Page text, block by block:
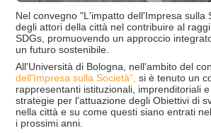
Nel convegno "L'impatto dell'Impresa sulla
degli attori della città nel contribuire al
SDGs, promuovendo un approccio
un futuro sostenibile.
All'Università di Bologna, nell'ambito del
dell'Impresa sulla Società”, si è tenuto un
rappresentanti istituzionali, imprenditoriali
strategie per l'attuazione degli Obiettivi di
nella città e su come questi siano entrati
i prossimi anni.